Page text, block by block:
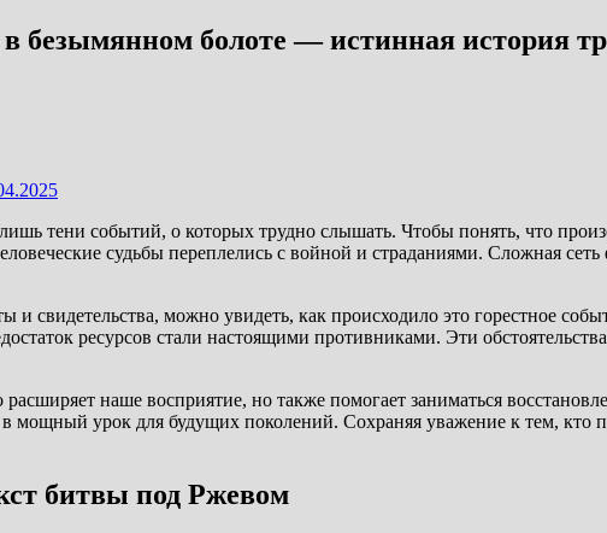
безымянном болоте — истинная история
тени событий, о которых трудно слышать. Чтобы понять, что
судьбы переплелись с войной и страданиями. Сложная
и свидетельства, можно увидеть, как происходило это горестное
ресурсов стали настоящими противниками. Эти
расширяет наше восприятие, но также помогает заниматься
в мощный урок для будущих поколений. Сохраняя уважение к тем,
битвы под Ржевом